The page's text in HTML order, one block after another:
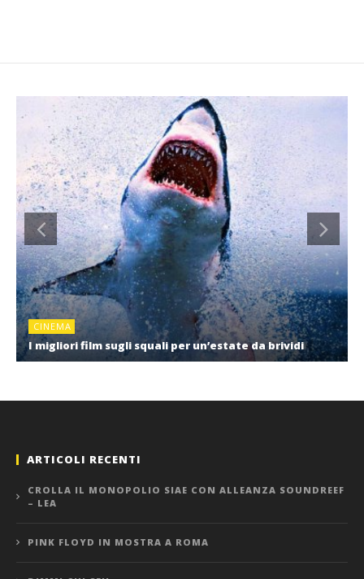
CINEMA
I migliori film sugli squali per un’estate da brividi
ARTICOLI RECENTI
CROLLA IL MONOPOLIO SIAE CON ALLEANZA SOUNDREEF
– LEA
PINK FLOYD IN MOSTRA A ROMA